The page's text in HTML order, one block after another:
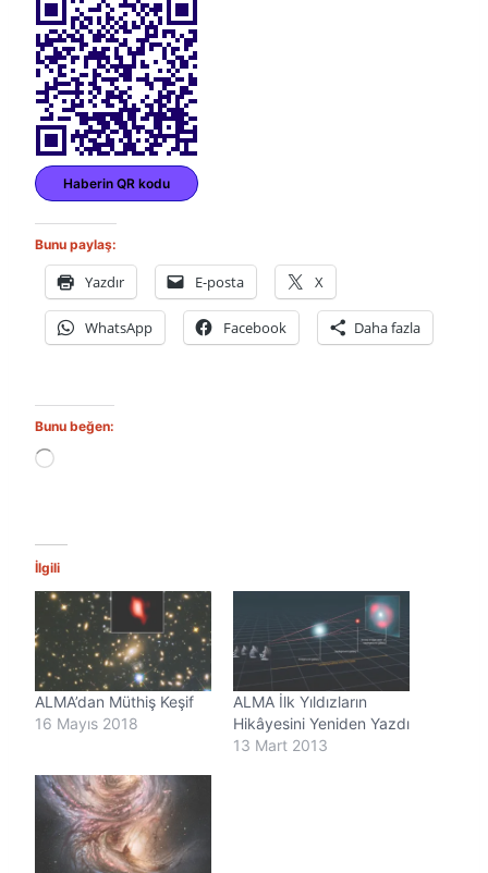
Haberin QR kodu
Bunu paylaş:
Yazdır E-posta X
WhatsApp Facebook Daha fazla
Bunu beğen:
Y
n
y
r
.
.
İlgili
ALMA’dan Müthiş Keşif
16 Mayıs 2018
ALMA İlk Yıldızların
Hikâyesini Yeniden Yazdı
13 Mart 2013